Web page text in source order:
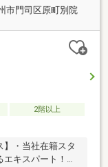
市門司区原町別院
2階以上
】・当社在籍スタ
キスパート！・